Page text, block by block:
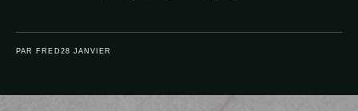
PAR FRED 28 JANVIER